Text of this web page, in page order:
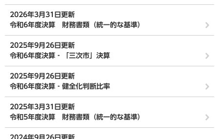
2026年3月31日更新
令和6年度決算 財務書類（統一的な基準）
2025年9月26日更新
令和6年度決算‐「三次市」決算
2025年9月26日更新
令和6年度決算‐健全化判断比率
2025年3月31日更新
令和5年度決算 財務書類（統一的な基準）
2024年9月26日更新